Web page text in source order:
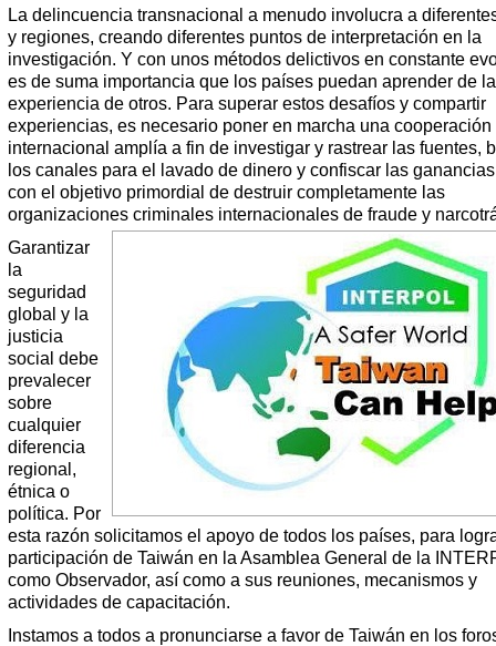
La delincuencia transnacional a menudo involucra a
y regiones, creando diferentes puntos de interpretación en la
investigación. Y con unos métodos delictivos en constante
es de suma importancia que los países puedan aprender de la
experiencia de otros. Para superar estos desafíos y compartir
experiencias, es necesario poner en marcha una cooperación
internacional amplía a fin de investigar y rastrear las fuentes,
los canales para el lavado de dinero y confiscar las
con el objetivo primordial de destruir completamente las
organizaciones criminales internacionales de fraude y
Garantizar
la
seguridad
global y la
justicia
social debe
prevalecer
sobre
cualquier
diferencia
regional,
étnica o
política. Por
esta razón solicitamos el apoyo de todos los países, para
participación de Taiwán en la Asamblea General de la
como Observador, así como a sus reuniones, mecanismos y
actividades de capacitación.
Instamos a todos a pronunciarse a favor de Taiwán en los